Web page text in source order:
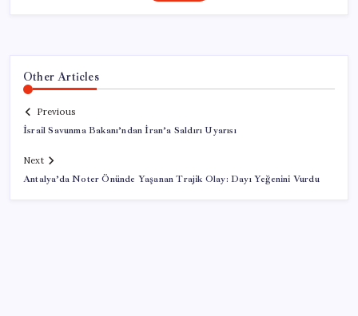
Other Articles
Previous
İsrail Savunma Bakanı’ndan İran’a Saldırı Uyarısı
Next
Antalya’da Noter Önünde Yaşanan Trajik Olay: Dayı Yeğenini Vurdu